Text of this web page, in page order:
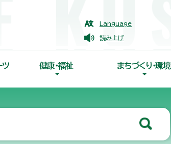
Language
読み上げ
ツ 健康・福祉 まちづくり・環境